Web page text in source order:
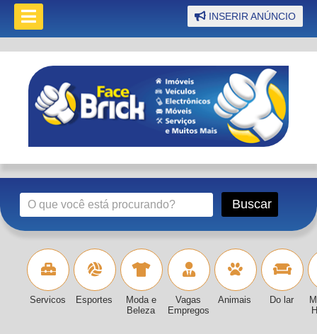
INSERIR ANÚNCIO
Servicos Esportes
Moda e
Beleza
Vagas
Empregos
Animais Do lar